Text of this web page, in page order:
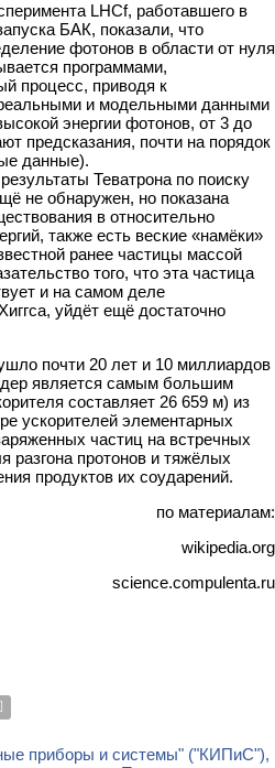
LHCf, работавшего в
БАК, показали, что
фотонов в области от нуля
программами,
процесс, приводя к
и модельными данными
энергии фотонов, от 3 до
предсказания, почти на порядок
данные).
Теватрона по поиску
не обнаружен, но показана
в относительно
также есть веские «намёки»
ранее частицы массой
того, что эта частица
и на самом деле
уйдёт ещё достаточно
почти 20 лет и 10 миллиардов
является самым большим
составляет 26 659 м) из
ускорителей элементарных
частиц на встречных
разгона протонов и тяжёлых
продуктов их соударений.
по материалам:
wikipedia.org
science.compulenta.ru
приборы и системы" ("КИПиС"),